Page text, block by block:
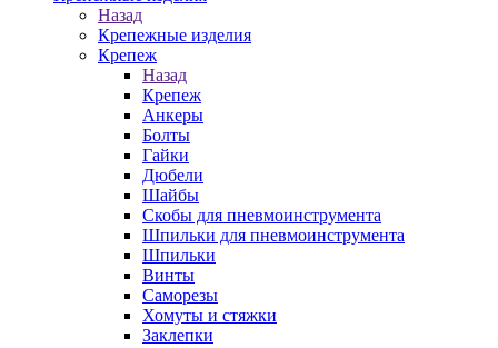
Назад
Крепежные изделия
Крепеж
Назад
Крепеж
Анкеры
Болты
Гайки
Дюбели
Шайбы
Скобы для пневмоинструмента
Шпильки для пневмоинструмента
Шпильки
Винты
Саморезы
Хомуты и стяжки
Заклепки